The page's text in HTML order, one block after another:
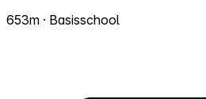
653m · Basisschool